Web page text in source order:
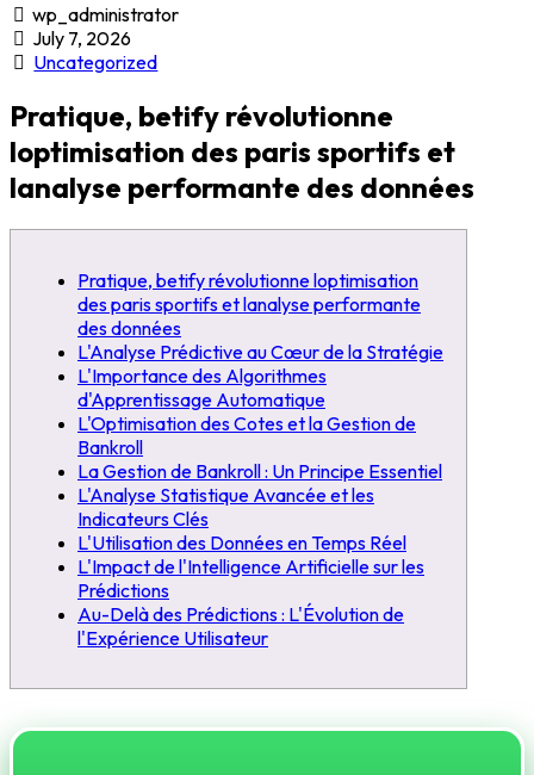
wp_administrator
July 7, 2026
Uncategorized
Pratique, betify révolutionne
loptimisation des paris sportifs et
lanalyse performante des données
Pratique, betify révolutionne loptimisation
des paris sportifs et lanalyse performante
des données
L'Analyse Prédictive au Cœur de la Stratégie
L'Importance des Algorithmes
d'Apprentissage Automatique
L'Optimisation des Cotes et la Gestion de
Bankroll
La Gestion de Bankroll : Un Principe Essentiel
L'Analyse Statistique Avancée et les
Indicateurs Clés
L'Utilisation des Données en Temps Réel
L'Impact de l'Intelligence Artificielle sur les
Prédictions
Au-Delà des Prédictions : L'Évolution de
l'Expérience Utilisateur